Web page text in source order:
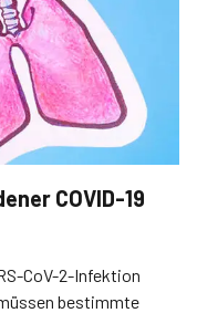
COVID-19
CoV-2-Infektion
bestimmte